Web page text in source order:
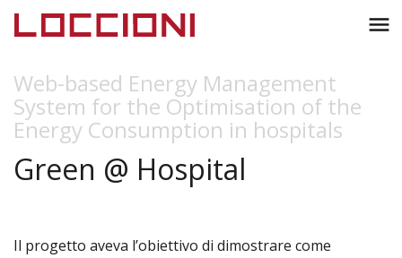
menu
Web-based Energy Management
System for the Optimisation of the
Energy Consumption in hospitals
Green @ Hospital
Il progetto aveva l’obiettivo di dimostrare come